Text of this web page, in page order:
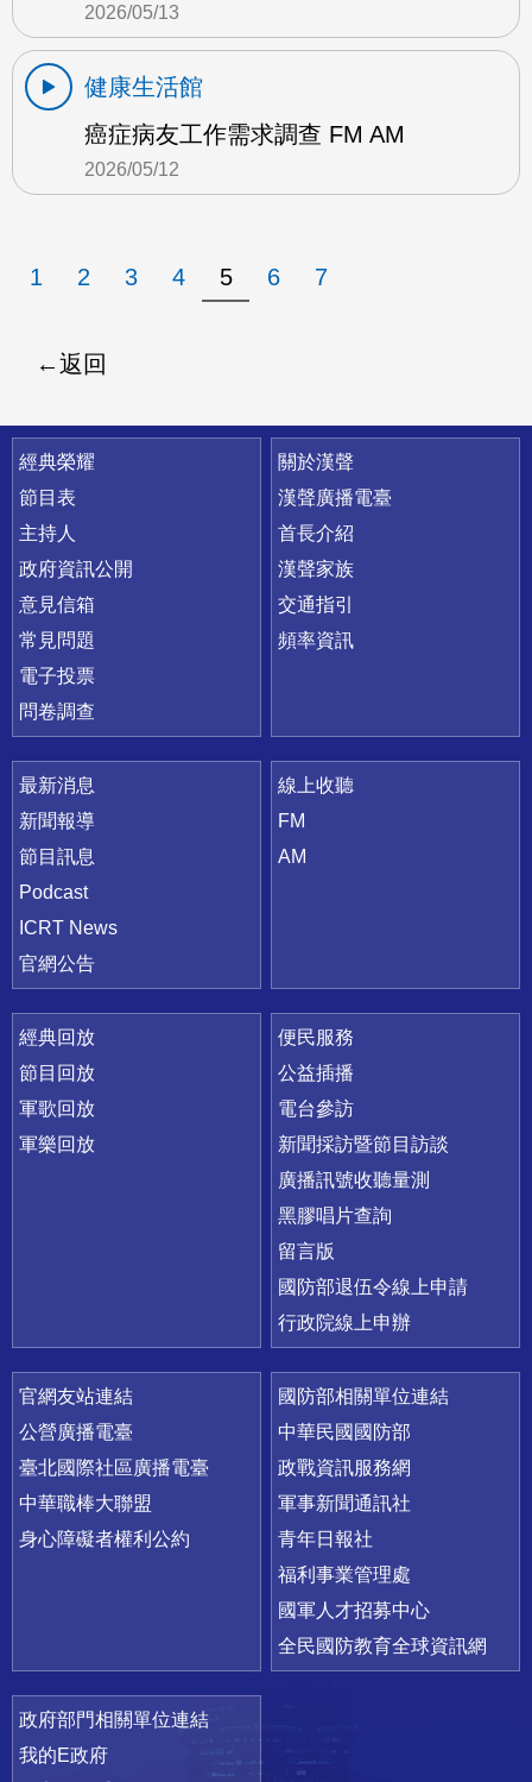
2026/05/13
健康生活館
癌症病友工作需求調查 FM AM
2026/05/12
1 2 3 4 5 6 7
返回
快速連結
經典榮耀
節目表
主持人
政府資訊公開
意見信箱
常見問題
電子投票
問卷調查
關於漢聲
漢聲廣播電臺
首長介紹
漢聲家族
交通指引
頻率資訊
最新消息
新聞報導
節目訊息
Podcast
ICRT News
官網公告
線上收聽
FM
AM
經典回放
節目回放
軍歌回放
軍樂回放
便民服務
公益插播
電台參訪
新聞採訪暨節目訪談
廣播訊號收聽量測
黑膠唱片查詢
留言版
國防部退伍令線上申請
行政院線上申辦
官網友站連結
公營廣播電臺
臺北國際社區廣播電臺
中華職棒大聯盟
身心障礙者權利公約
國防部相關單位連結
中華民國國防部
政戰資訊服務網
軍事新聞通訊社
青年日報社
福利事業管理處
國軍人才招募中心
全民國防教育全球資訊網
政府部門相關單位連結
我的E政府